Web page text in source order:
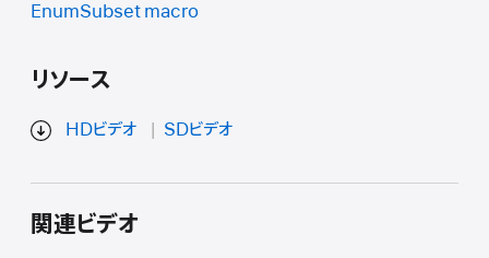
EnumSubset macro
リソース
HDビデオ SDビデオ
関連ビデオ